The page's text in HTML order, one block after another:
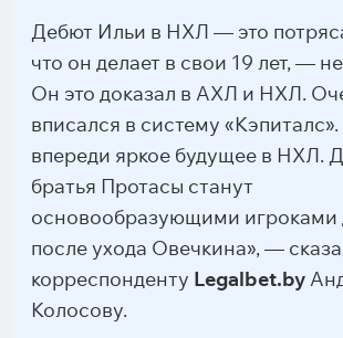
Дебют Ильи в НХЛ — это
что он делает в свои 19 лет, —
Он это доказал в АХЛ и НХЛ.
вписался в систему
впереди яркое будущее в НХЛ.
братья Протасы станут
основообразующими игроками
после ухода Овечкина», —
корреспонденту Legalbet.by
Колосову.